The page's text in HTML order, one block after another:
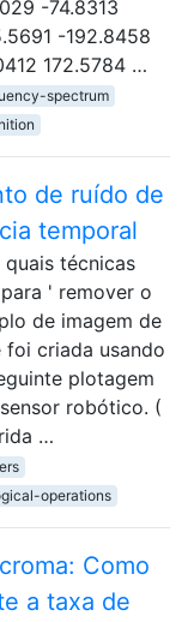
-74.8313
-192.8458
172.5784 …
spectrum
de ruído de
temporal
quais técnicas
' remover o
de imagem de
criada usando
plotagem
robótico. (
…
operations
Como
a taxa de